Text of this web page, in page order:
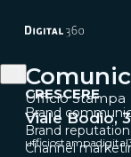
CRESCERE
Brand
Brand
Channel
Ufficio Stampa
Viale Bodio,